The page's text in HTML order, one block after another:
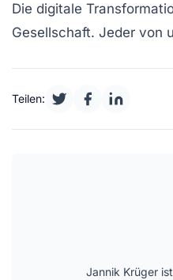
Die digitale
Gesellschaft. Jeder von
Teilen:
Jannik Krüger